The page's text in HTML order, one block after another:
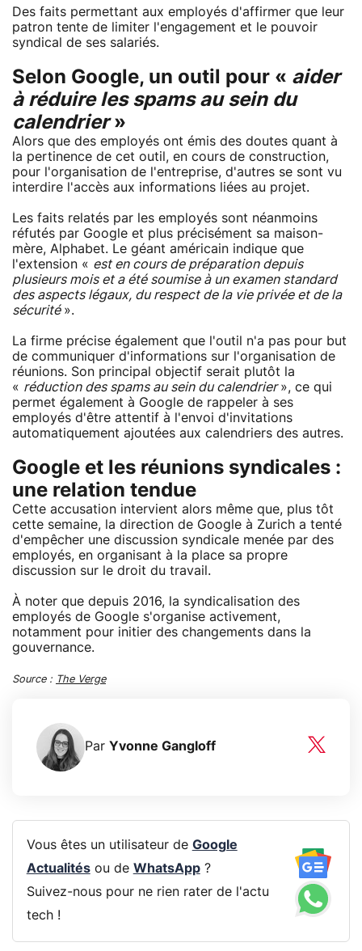
Des faits permettant aux employés d'affirmer que leur
patron tente de limiter l'engagement et le pouvoir
syndical de ses salariés.
Selon Google, un outil pour « aider
à réduire les spams au sein du
calendrier»
Alors que des employés ont émis des doutes quant à
la pertinence de cet outil, en cours de construction,
pour l'organisation de l'entreprise, d'autres se sont vu
interdire l'accès aux informations liées au projet.
Les faits relatés par les employés sont néanmoins
réfutés par Google et plus précisément sa maison-
mère, Alphabet. Le géant américain indique que
l'extension « est en cours de préparation depuis
plusieurs mois et a été soumise à un examen standard
des aspects légaux, du respect de la vie privée et de la
sécurité ».
La firme précise également que l'outil n'a pas pour but
de communiquer d'informations sur l'organisation de
réunions. Son principal objectif serait plutôt la
« réduction des spams au sein du calendrier», ce qui
permet également à Google de rappeler à ses
employés d'être attentif à l'envoi d'invitations
automatiquement ajoutées aux calendriers des autres.
Google et les réunions syndicales :
une relation tendue
Cette accusation intervient alors même que, plus tôt
cette semaine, la direction de Google à Zurich a tenté
d'empêcher une discussion syndicale menée par des
employés, en organisant à la place sa propre
discussion sur le droit du travail.
À noter que depuis 2016, la syndicalisation des
employés de Google s'organise activement,
notamment pour initier des changements dans la
gouvernance.
Source : The Verge
Par Yvonne Gangloff
Vous êtes un utilisateur de Google
Actualitésou de WhatsApp?
Suivez-nous pour ne rien rater de l'actu
tech !